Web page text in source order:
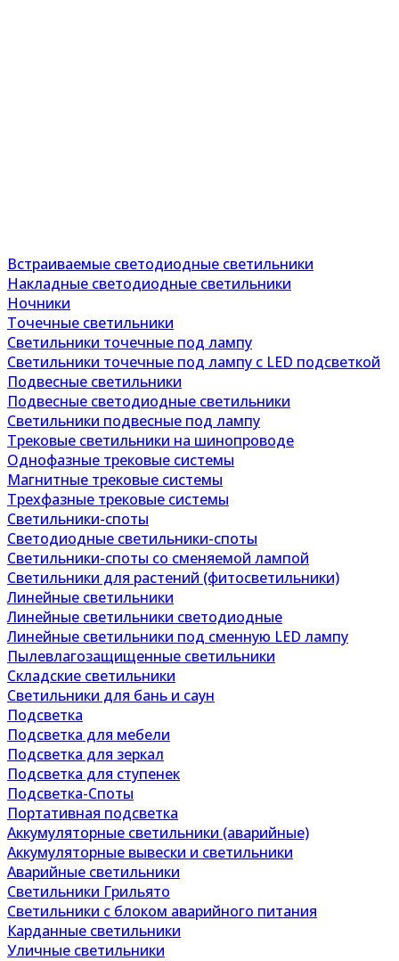
Встраиваемые светодиодные светильники
Накладные светодиодные светильники
Ночники
Точечные светильники
Светильники точечные под лампу
Светильники точечные под лампу с LED подсветкой
Подвесные светильники
Подвесные светодиодные светильники
Светильники подвесные под лампу
Трековые светильники на шинопроводе
Однофазные трековые системы
Магнитные трековые системы
Трехфазные трековые системы
Светильники-споты
Светодиодные светильники-споты
Светильники-споты со сменяемой лампой
Светильники для растений (фитосветильники)
Линейные светильники
Линейные светильники светодиодные
Линейные светильники под сменную LED лампу
Пылевлагозащищенные светильники
Складские светильники
Светильники для бань и саун
Подсветка
Подсветка для мебели
Подсветка для зеркал
Подсветка для ступенек
Подсветка-Споты
Портативная подсветка
Аккумуляторные светильники (аварийные)
Аккумуляторные вывески и светильники
Аварийные светильники
Светильники Грильято
Светильники с блоком аварийного питания
Карданные светильники
Уличные светильники